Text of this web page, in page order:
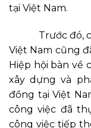
tại Việt Nam.
Trước đó,
Việt Nam cũng
Hiệp hội bàn về
xây dựng và
đồng tại Việt
công việc đã
công việc tiếp